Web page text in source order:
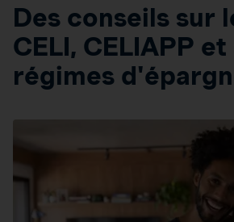
Des conseils sur
CELI, CELIAPP
régimes